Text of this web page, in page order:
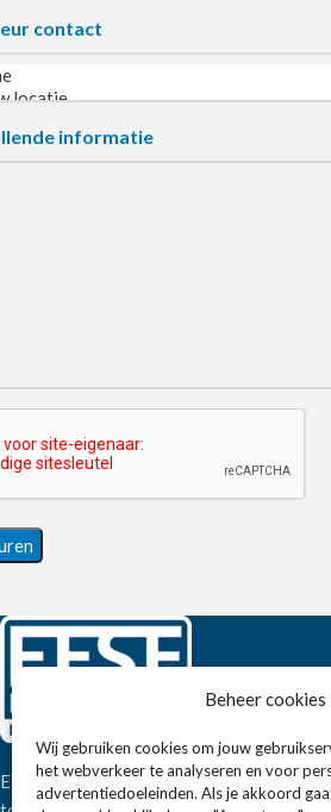
Beheer cookies
Wij gebruiken cookies om jouw
het webverkeer te analyseren en voor
advertentiedoeleinden. Als je akkoord
contact
informatie
Eissens FSE is een horeca